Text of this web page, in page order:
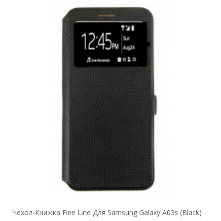
Чехол-Книжка Fine Line Для Samsung Galaxy A03s (black)